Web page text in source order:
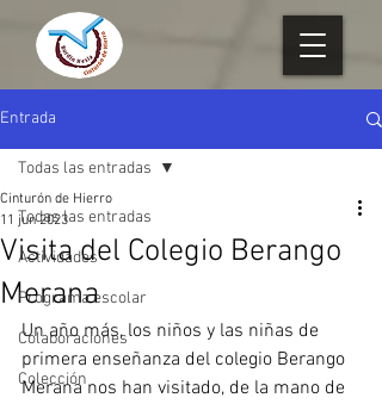
Entrada
Todas las entradas
Actividades
Programa escolar
Colaboraciones
Colección
Todas las entradas
Visita del Colegio Berango
Merana
Cinturón de Hierro
11 jun 2023
Un año más, los niños y las niñas de
primera enseñanza del colegio Berango
Merana nos han visitado, de la mano de